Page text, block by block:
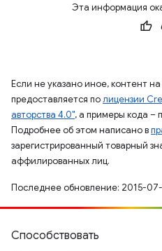
Эта информация
Если не указано иное, контент
предоставляется полицензии
авторства 4.0", а примеры кода –
Подробнее об этом написано в
зарегистрированный товарный
аффилированных лиц.
Последнее обновление: 2015-07-
Способствовать